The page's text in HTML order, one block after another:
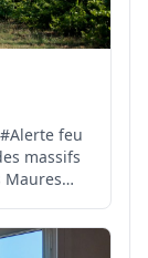
feu
Maures
Corniche